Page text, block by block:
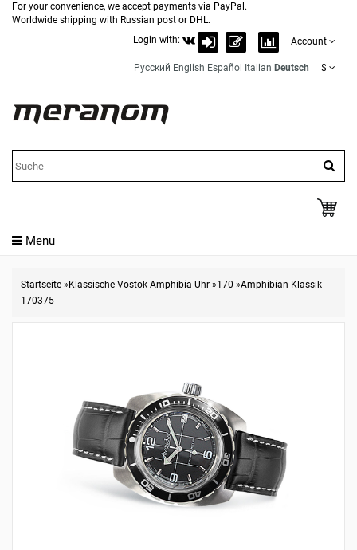
For your convenience, we accept payments via PayPal.
Worldwide shipping with Russian post or DHL.
Login with:
Account
Русский English Español Italian Deutsch $
Menu
Startseite » Klassische Vostok Amphibia Uhr »170 »Amphibian Klassik
170375